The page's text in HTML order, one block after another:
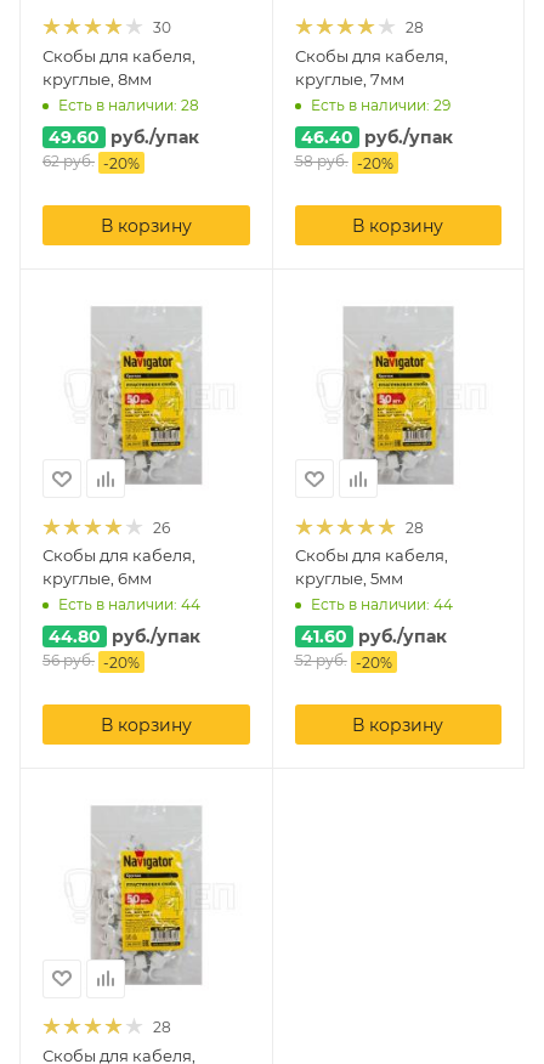
30
Скобы для кабеля,
круглые, 8мм
Есть в наличии: 28
49.60 руб./упак
62руб. -20%
В корзину
28
Скобы для кабеля,
круглые, 7мм
Есть в наличии: 29
46.40 руб./упак
58руб. -20%
В корзину
26
Скобы для кабеля,
круглые, 6мм
Есть в наличии: 44
44.80 руб./упак
56руб. -20%
В корзину
28
Скобы для кабеля,
круглые, 5мм
Есть в наличии: 44
41.60 руб./упак
52руб. -20%
В корзину
28
Скобы для кабеля,